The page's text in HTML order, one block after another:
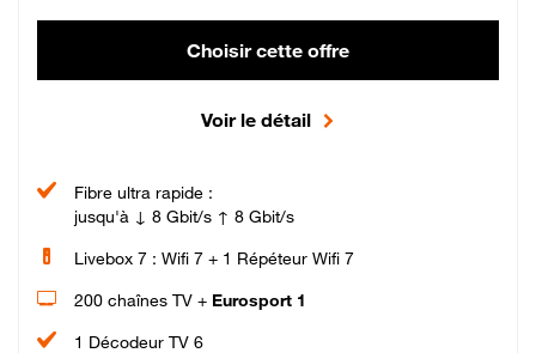
Choisir cette offre
Voir le détail
Fibre ultra rapide :
jusqu'à ↓ 8 Gbit/s ↑ 8 Gbit/s
Livebox 7 : Wifi 7 + 1 Répéteur Wifi 7
200 chaînes TV + Eurosport 1
1 Décodeur TV 6